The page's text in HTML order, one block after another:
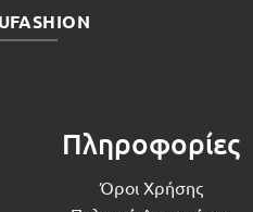
Πληροφορίες
Όροι Χρήσης